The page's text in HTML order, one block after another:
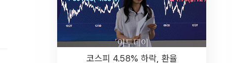
코스피 4.58% 하락, 환율